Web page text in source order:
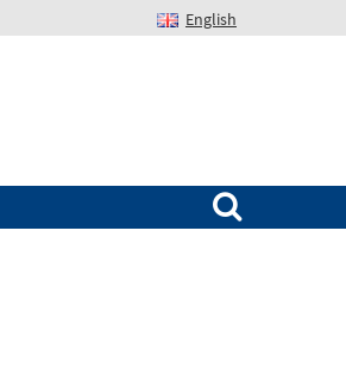
English
Suchen nach: